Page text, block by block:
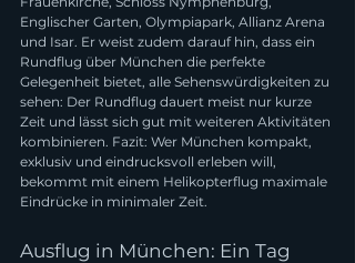
Englischer Garten, Olympiapark, Allianz Arena
und Isar. Er weist zudem darauf hin, dass ein
Rundflug über München die perfekte
Gelegenheit bietet, alle Sehenswürdigkeiten zu
sehen: Der Rundflug dauert meist nur kurze
Zeit und lässt sich gut mit weiteren Aktivitäten
kombinieren. Fazit: Wer München kompakt,
exklusiv und eindrucksvoll erleben will,
bekommt mit einem Helikopterflug maximale
Eindrücke in minimaler Zeit.
Ausflug in München: Ein Tag